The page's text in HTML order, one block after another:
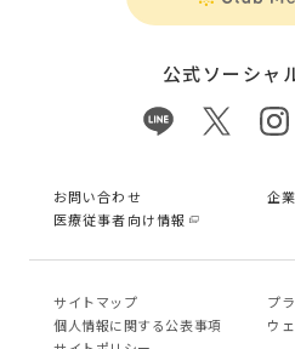
公式ソーシャ
お問い合わせ
企
医療従事者向け情報
サイトマップ
プ
個⼈情報に関する公表事項
ウ